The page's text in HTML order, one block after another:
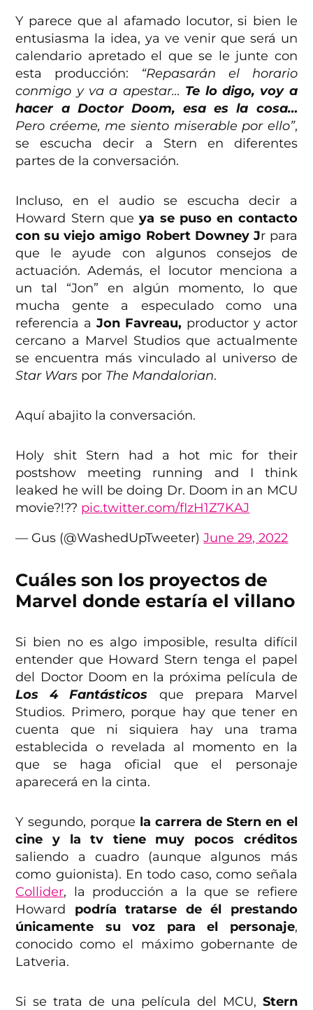
Y parece que al afamado locutor, si bien le
entusiasma la idea, ya ve venir que será un
calendario apretado el que se le junte con
esta producción: “Repasarán el horario
conmigo y va a apestar… Te lo digo, voy a
hacer a Doctor Doom, esa es la cosa…
Pero créeme, me siento miserable por ello”,
se escucha decir a Stern en diferentes
partes de la conversación.
Incluso, en el audio se escucha decir a
Howard Stern queya se puso en contacto
con su viejo amigo Robert Downey Jr para
que le ayude con algunos consejos de
actuación. Además, el locutor menciona a
un tal “Jon” en algún momento, lo que
mucha gente a especulado como una
referencia a Jon Favreau, productor y actor
cercano a Marvel Studios que actualmente
se encuentra más vinculado al universo de
Star Wars por The Mandalorian.
Aquí abajito la conversación.
Holy shit Stern had a hot mic for their
postshow meeting running and I think
leaked he will be doing Dr. Doom in an MCU
movie?!?? pic.twitter.com/fIzH1Z7KAJ
— Gus (@WashedUpTweeter)June 29, 2022
Cuáles son los proyectos de
Marvel donde estaría el villano
Si bien no es algo imposible, resulta difícil
entender que Howard Stern tenga el papel
del Doctor Doom en la próxima película de
Los 4 Fantásticos que prepara Marvel
Studios. Primero, porque hay que tener en
cuenta que ni siquiera hay una trama
establecida o revelada al momento en la
que se haga oficial que el personaje
aparecerá en la cinta.
Y segundo, porque la carrera de Stern en el
cine y la tv tiene muy pocos créditos
saliendo a cuadro (aunque algunos más
como guionista). En todo caso, como señala
Collider, la producción a la que se refiere
Howard podría tratarse de él prestando
únicamente su voz para el personaje,
conocido como el máximo gobernante de
Latveria.
Si se trata de una película del MCU, Stern